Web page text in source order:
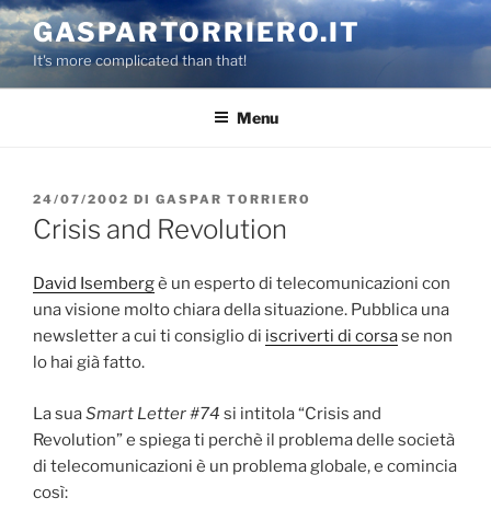
Salta
al
contenuto
GASPARTORRIERO.IT
It's more complicated than that!
Menu
PUBBLICATO
IL
24/07/2002 DI GASPAR TORRIERO
Crisis and Revolution
David Isembergè un esperto di telecomunicazioni con
una visione molto chiara della situazione. Pubblica una
newsletter a cui ti consiglio di iscriverti di corsase non
lo hai già fatto.
La suaSmart Letter #74 si intitola “Crisis and
Revolution” e spiega ti perchè il problema delle società
di telecomunicazioni è un problema globale, e comincia
così: